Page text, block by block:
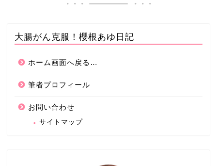
大腸がん克服！櫻根あゆ日記
ホーム画面へ戻る…
筆者プロフィール
お問い合わせ
サイトマップ